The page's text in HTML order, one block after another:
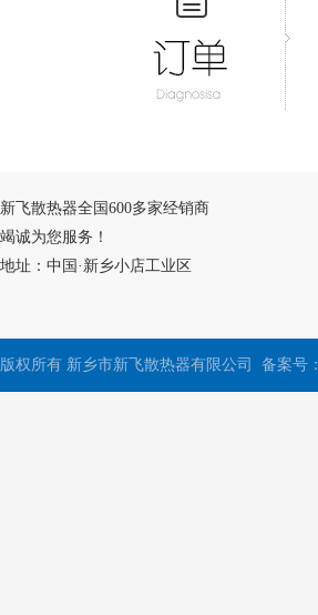
新飞散热器全国600多家经销商
竭诚为您服务！
地址：中国·新乡小店工业区
版权所有 新乡市新飞散热器有限公司 备案号：